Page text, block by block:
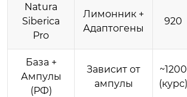
Natura
Siberica
Pro
Лимонник +
Адаптогены
920
База +
Ампулы
(РФ)
Зависит от
ампулы
~1200
(курс)